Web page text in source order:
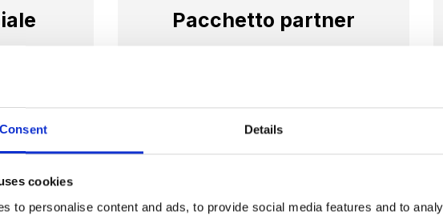
Consent Details
cookies
to personalise content and ads, to provide social media features and to
tutto
subito:
batteria
desidera
Pacchetto partner
fitness. Grazie alla batteria condivisa,
Contenuto: